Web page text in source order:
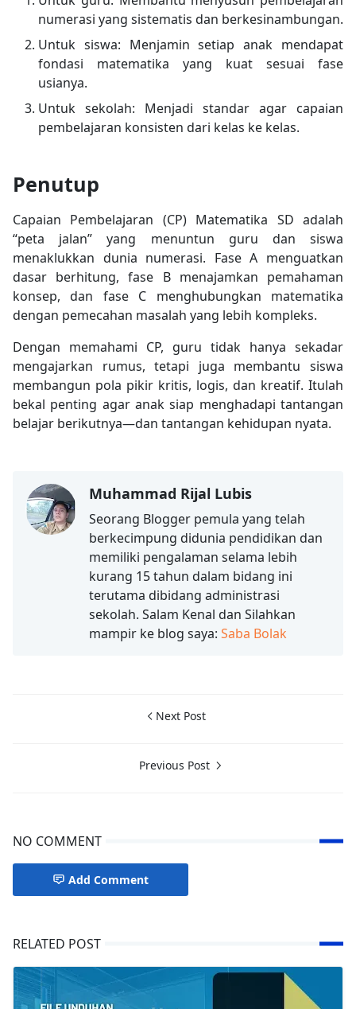
numerasi yang sistematis dan berkesinambungan.
Untuk siswa: Menjamin setiap anak mendapat
fondasi matematika yang kuat sesuai fase
usianya.
Untuk sekolah: Menjadi standar agar capaian
pembelajaran konsisten dari kelas ke kelas.
Penutup
Capaian Pembelajaran (CP) Matematika SD adalah
“peta jalan” yang menuntun guru dan siswa
menaklukkan dunia numerasi. Fase A menguatkan
dasar berhitung, fase B menajamkan pemahaman
konsep, dan fase C menghubungkan matematika
dengan pemecahan masalah yang lebih kompleks.
Dengan memahami CP, guru tidak hanya sekadar
mengajarkan rumus, tetapi juga membantu siswa
membangun pola pikir kritis, logis, dan kreatif. Itulah
bekal penting agar anak siap menghadapi tantangan
belajar berikutnya—dan tantangan kehidupan nyata.
Muhammad Rijal Lubis
Seorang Blogger pemula yang telah
berkecimpung didunia pendidikan dan
memiliki pengalaman selama lebih
kurang 15 tahun dalam bidang ini
terutama dibidang administrasi
sekolah. Salam Kenal dan Silahkan
mampir ke blog saya: Saba Bolak
Next Post
Previous Post
NO COMMENT
Add Comment
RELATED POST